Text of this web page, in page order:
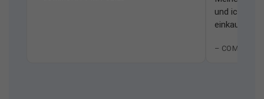
und ich
einkaufen.
–